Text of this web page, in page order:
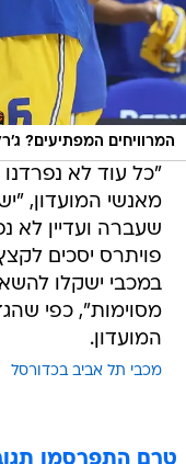
המרוויחים המפתיעים?
"כל עוד לא
מאנשי המועדון,
שעברה ועדיין לא
פויתרס יסכים
במכבי ישקלו
מסוימות", כפי
המועדון.
מכבי תל אביב בכדורסל